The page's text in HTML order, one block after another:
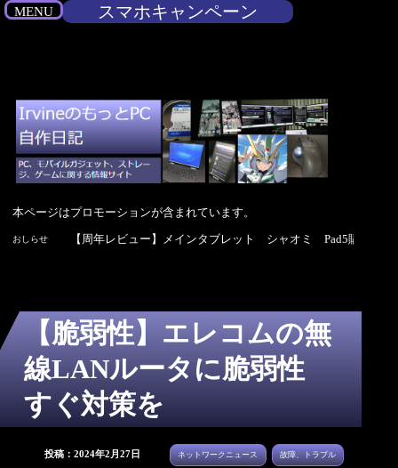
MENU スマホキャンペーン
本ページはプロモーションが含まれています。
おしらせ 【周年レビュー】メインタブレット シャオミ Pad5購入4年
【周年レビュー】メインタブレット シャオミ Pad5購入4年
【周年レビュー】メインタブレット シャオミ Pad5購入4年
【周年レビュー】メインタブレット シャオミ Pad5購入4年
【周年レビュー】メインタブレット シャオミ Pad5購入4年
【脆弱性】エレコムの無
線LANルータに脆弱性
すぐ対策を
投稿：2024年2月27日 ネットワークニュース 故障、トラブル